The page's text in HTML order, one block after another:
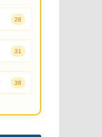
28
31
38